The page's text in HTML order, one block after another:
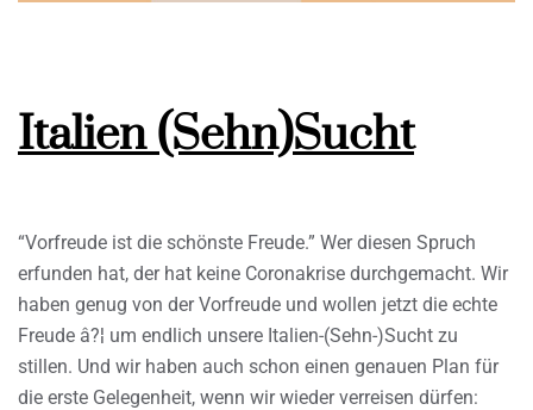
Italien (Sehn)Sucht
“Vorfreude ist die schönste Freude.” Wer diesen Spruch
erfunden hat, der hat keine Coronakrise durchgemacht. Wir
haben genug von der Vorfreude und wollen jetzt die echte
Freude â?¦ um endlich unsere Italien-(Sehn-)Sucht zu
stillen. Und wir haben auch schon einen genauen Plan für
die erste Gelegenheit, wenn wir wieder verreisen dürfen: